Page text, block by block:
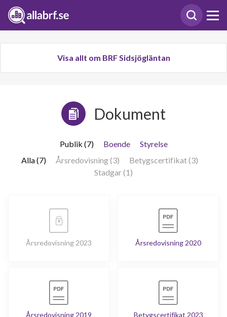
Visa allt om BRF Sidsjögläntan
Dokument
Publik (7) Boende
Styrelse
Alla (7)
Årsredovisning (3)
Betygscertifikat (3)
Stadgar (1)
Årsredovisning 2023 Årsredovisning 2020
Årsredovisning 2019 Betygscertifikat 2023